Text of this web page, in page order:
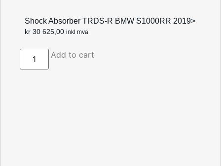
Shock Absorber TRDS-R BMW S1000RR 2019>
kr 30 625,00 inkl mva
Add to cart